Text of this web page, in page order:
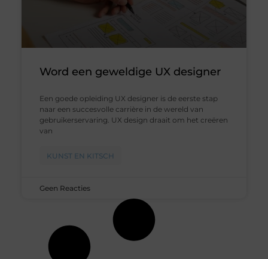
Word een geweldige UX designer
Een goede opleiding UX designer is de eerste stap
naar een succesvolle carrière in de wereld van
gebruikerservaring. UX design draait om het creëren
van
KUNST EN KITSCH
Geen Reacties